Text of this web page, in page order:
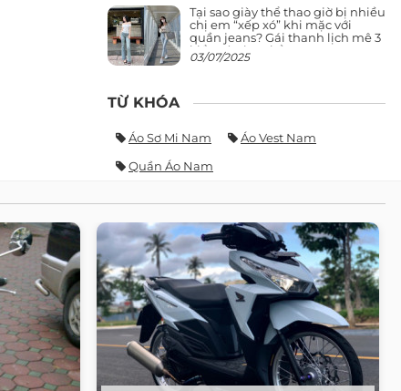
Tại sao giày thể thao giờ bị nhiều
chị em “xếp xó” khi mặc với
quần jeans? Gái thanh lịch mê 3
kiểu này hơn hẳn
03/07/2025
TỪ KHÓA
Áo Sơ Mi Nam
Áo Vest Nam
Quần Áo Nam